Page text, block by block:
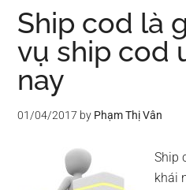
Ship cod là
vụ ship cod
nay
01/04/2017 by Phạm Thị Vân
Ship
khái